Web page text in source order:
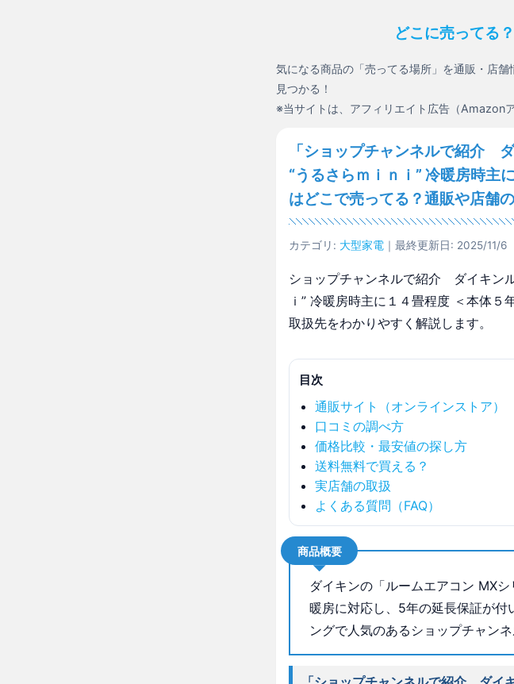
どこに売ってる
気になる商品の「売ってる場所」を通販・店
見つかる！
※当サイトは、アフィリエイト広告（Amazon
「ショップチャンネルで紹介
“うるさらｍｉｎｉ” 冷暖房時主
はどこで売ってる？通販や店舗
カテゴリ: 大型家電 ｜最終更新日: 2025/11/6
ショップチャンネルで紹介 ダイキン
ｉ” 冷暖房時主に１４畳程度 ＜本体
取扱先をわかりやすく解説します。
目次
通販サイト（オンラインストア）
口コミの調べ方
価格比較・最安値の探し方
送料無料で買える？
実店舗の取扱
よくある質問（FAQ）
商品概要
ダイキンの「ルームエアコン MX
暖房に対応し、5年の延長保証が
ングで人気のあるショップチャンネ